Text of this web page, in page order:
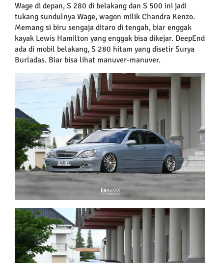
Wage di depan, S 280 di belakang dan S 500 ini jadi
tukang sundulnya Wage, wagon milik Chandra Kenzo.
Memang si biru sengaja ditaro di tengah, biar enggak
kayak Lewis Hamilton yang enggak bisa dikejar. DeepEnd
ada di mobil belakang, S 280 hitam yang disetir Surya
Burladas. Biar bisa lihat manuver-manuver.